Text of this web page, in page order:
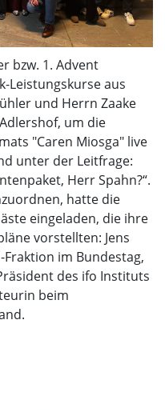
bzw. 1. Advent
Leistungskurse aus
und Herrn Zaake
um die
"Caren Miosga" live
unter der Leitfrage:
Herr Spahn?“.
hatte die
eingeladen, die ihre
vorstellten: Jens
Fraktion im Bundestag,
des ifo Instituts
beim